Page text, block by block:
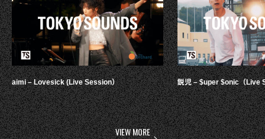
aimi – Lovesick (Live Session） 鋭児 – $uper $onic（Live
VIEW MORE